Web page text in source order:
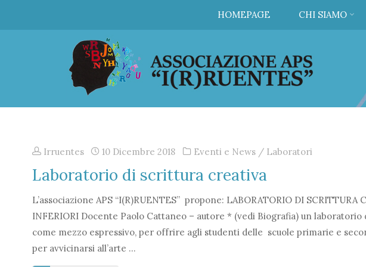
Skip
content
HOMEPAGE CHI SIAMO
Irruentes 10 Dicembre 2018 Eventi e News / Laboratori
Laboratorio di scrittura creativa
L’associazione APS “I(R)RUENTES” propone: LABORATORIO DI SCRITTURA
INFERIORI Docente Paolo Cattaneo – autore * (vedi Biografia) un
come mezzo espressivo, per offrire agli studenti delle scuole primarie e
per avvicinarsi all’arte …